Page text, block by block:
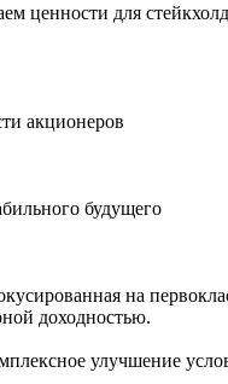
ценности для
акционеров
будущего
на
доходностью.
улучшение